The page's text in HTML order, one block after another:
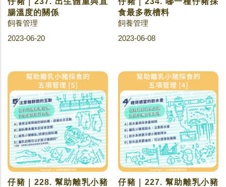
腸溫度的關係
飼養管理
2023-06-20
食最多教槽料
飼養管理
2023-06-08
仔豬｜228. 幫助離乳小豬
仔豬｜227. 幫助離乳小豬